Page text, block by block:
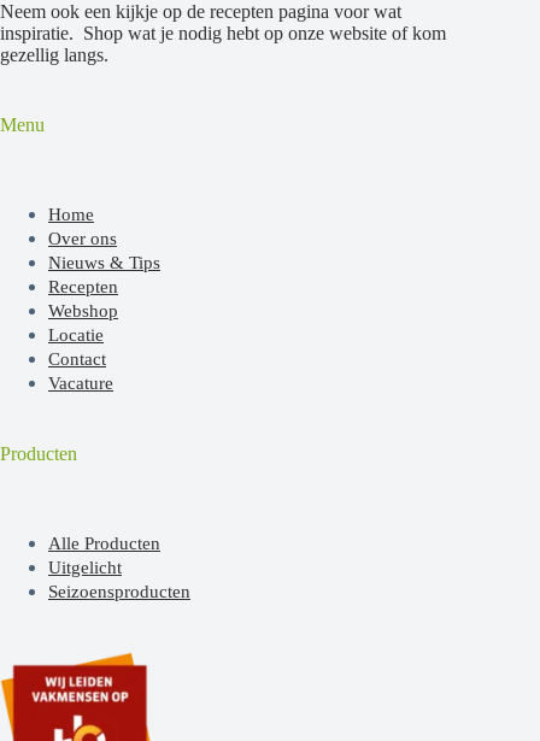
Neem ook een kijkje op de recepten pagina voor wat
inspiratie. Shop wat je nodig hebt op onze website of kom
gezellig langs.
Menu
Home
Over ons
Nieuws & Tips
Recepten
Webshop
Locatie
Contact
Vacature
Producten
Alle Producten
Uitgelicht
Seizoensproducten